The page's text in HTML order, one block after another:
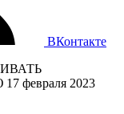
ВКонтакте
2023